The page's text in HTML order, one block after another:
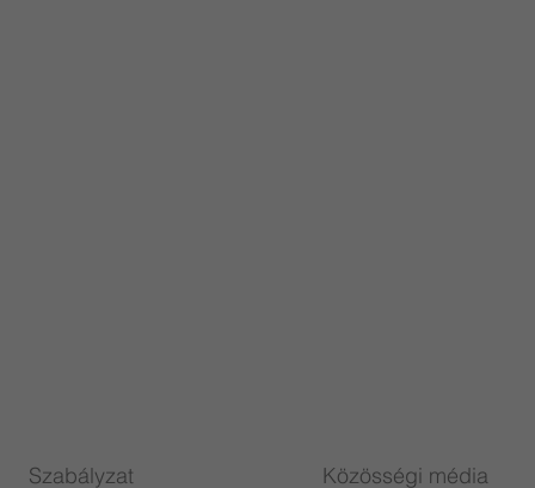
Szabályzat Közösségi média